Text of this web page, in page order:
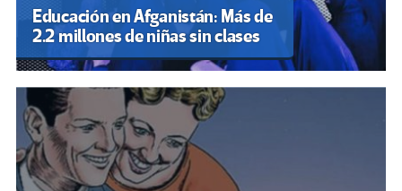
Educación en Afganistán: Más de
2.2 millones de niñas sin clases